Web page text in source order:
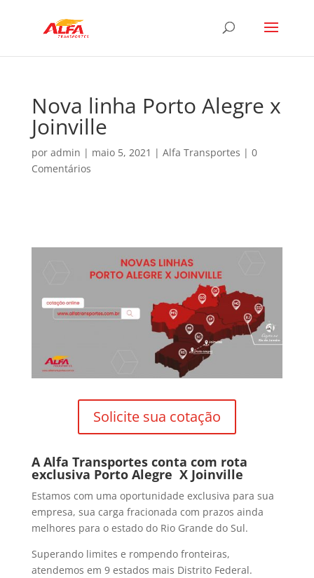
Nova linha Porto Alegre x
Joinville
por admin | maio 5, 2021 | Alfa Transportes | 0
Comentários
Solicite sua cotação
A Alfa Transportes conta com rota
exclusiva Porto Alegre X Joinville
Estamos com uma oportunidade exclusiva para sua
empresa, sua carga fracionada com prazos ainda
melhores para o estado do Rio Grande do Sul.
Superando limites e rompendo fronteiras,
atendemos em 9 estados mais Distrito Federal.